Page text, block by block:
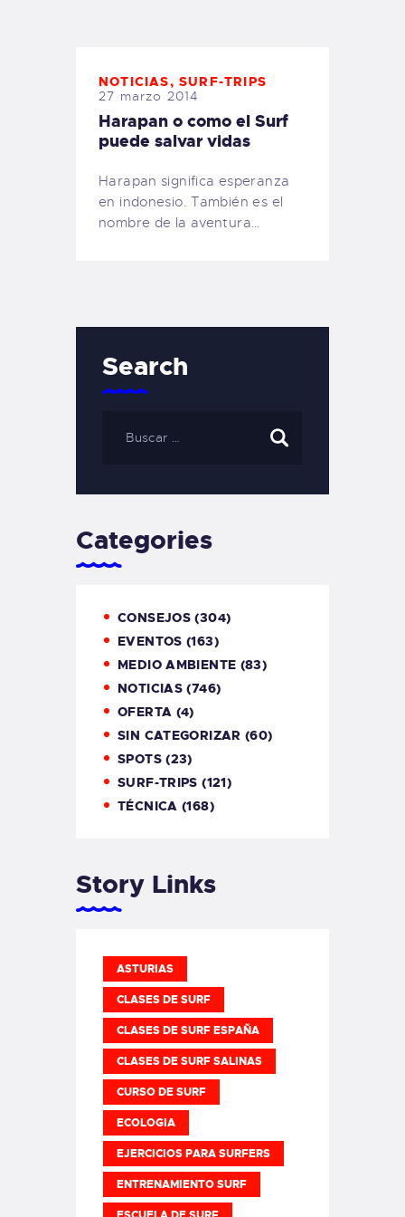
NOTICIAS,SURF-TRIPS
27 marzo 2014
Harapan o como el Surf
puede salvar vidas
Harapan significa esperanza
en indonesio. También es el
nombre de la aventura…
Search
Categories
CONSEJOS (304)
EVENTOS (163)
MEDIO AMBIENTE (83)
NOTICIAS (746)
OFERTA (4)
SIN CATEGORIZAR (60)
SPOTS(23)
SURF-TRIPS (121)
TÉCNICA (168)
Story Links
ASTURIAS
CLASES DE SURF
CLASES DE SURF ESPAÑA
CLASES DE SURF SALINAS
CURSO DE SURF
ECOLOGIA
EJERCICIOS PARA SURFERS
ENTRENAMIENTO SURF